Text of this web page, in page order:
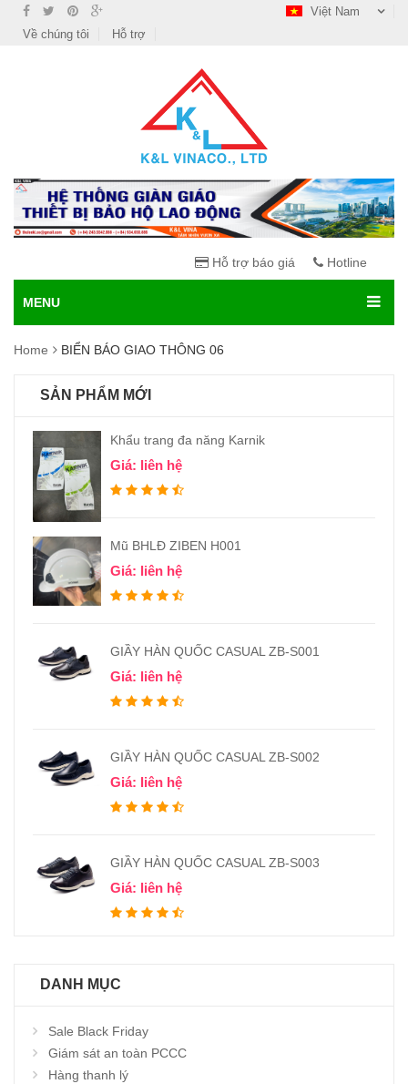
Việt Nam
Về chúng tôi
Hỗ trợ
Hỗ trợ báo giá Hotline
MENU
Home BIỂN BÁO GIAO THÔNG 06
SẢN PHẨM MỚI
Khẩu trang đa năng Karnik
Giá: liên hệ
Mũ BHLĐ ZIBEN H001
Giá: liên hệ
GIẦY HÀN QUỐC CASUAL ZB-S001
Giá: liên hệ
GIẦY HÀN QUỐC CASUAL ZB-S002
Giá: liên hệ
GIẦY HÀN QUỐC CASUAL ZB-S003
Giá: liên hệ
DANH MỤC
Sale Black Friday
Giám sát an toàn PCCC
Hàng thanh lý